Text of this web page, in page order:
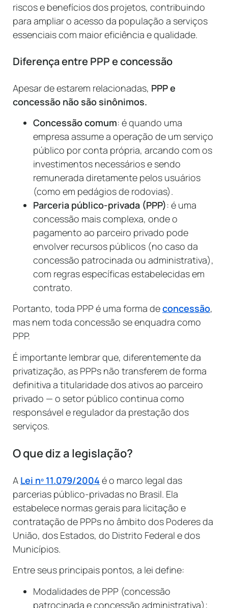
riscos e benefícios dos projetos, contribuindo
para ampliar o acesso da população a serviços
essenciais com maior eficiência e qualidade.
Diferença entre PPP e concessão
Apesar de estarem relacionadas, PPP e
concessão não são sinônimos.
Concessão comum: é quando uma
empresa assume a operação de um serviço
público por conta própria, arcando com os
investimentos necessários e sendo
remunerada diretamente pelos usuários
(como em pedágios de rodovias).
Parceria público-privada (PPP): é uma
concessão mais complexa, onde o
pagamento ao parceiro privado pode
envolver recursos públicos (no caso da
concessão patrocinada ou administrativa),
com regras específicas estabelecidas em
contrato.
Portanto, toda PPP é uma forma deconcessão,
mas nem toda concessão se enquadra como
PPP.
É importante lembrar que, diferentemente da
privatização, as PPPs não transferem de forma
definitiva a titularidade dos ativos ao parceiro
privado — o setor público continua como
responsável e regulador da prestação dos
serviços.
O que diz a legislação?
A Lei nº 11.079/2004 é o marco legal das
parcerias público-privadas no Brasil. Ela
estabelece normas gerais para licitação e
contratação de PPPs no âmbito dos Poderes da
União, dos Estados, do Distrito Federal e dos
Municípios.
Entre seus principais pontos, a lei define:
Modalidades de PPP (concessão
patrocinada e concessão administrativa);